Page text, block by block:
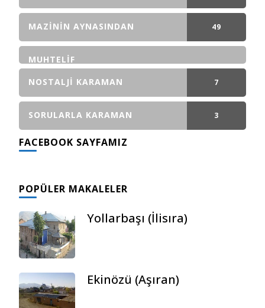
GÖNDERI(LER)
MAZININ AYNASINDAN 49
MUHTELIF
NOSTALJI KARAMAN
7
GÖNDERI(LER)
SORULARLA KARAMAN 3
FACEBOOK SAYFAMIZ
POPÜLER MAKALELER
Yollarbaşı (İlisıra)
Ekinözü (Aşıran)